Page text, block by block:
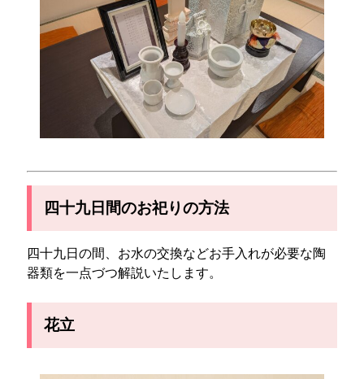
四十九日間のお祀りの方法
四十九日の間、お水の交換などお手入れが必要な陶
器類を一点づつ解説いたします。
花立